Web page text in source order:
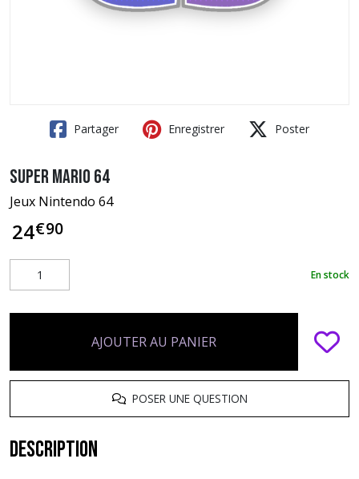
Partager Enregistrer Poster
Super Mario 64
Jeux Nintendo 64
24€90
En stock
AJOUTER AU PANIER
POSER UNE QUESTION
Description